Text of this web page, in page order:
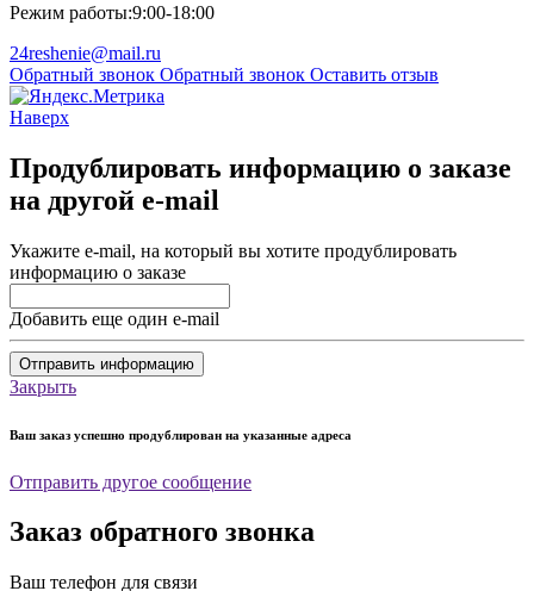
Режим работы:9:00-18:00
24reshenie@mail.ru
Обратный звонок Обратный звонок Оставить отзыв
Наверх
Продублировать информацию о заказе
на другой e-mail
Укажите e-mail, на который вы хотите продублировать
информацию о заказе
Добавить еще один e-mail
Отправить информацию
Закрыть
Ваш заказ успешно продублирован на указанные адреса
Отправить другое сообщение
Заказ обратного звонка
Ваш телефон для связи